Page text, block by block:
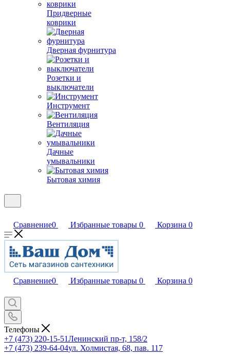
Придверные
коврики
Дверная фурнитура
Розетки и
выключатели
Инструмент
Вентиляция
Дачные
умывальники
Бытовая химия
Сравнение0 Избранные товары 0 Корзина 0
Сравнение0 Избранные товары 0 Корзина 0
Телефоны
+7 (473) 220-15-51Ленинский пр-т, 158/2
+7 (473) 239-64-04ул. Холмистая, 68, пав. 117